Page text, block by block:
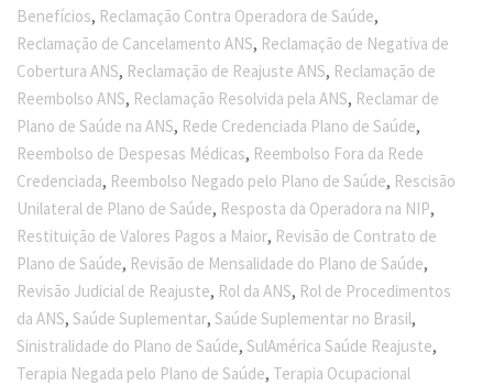
Benefícios, Reclamação Contra Operadora de Saúde,
Reclamação de Cancelamento ANS, Reclamação de Negativa de
Cobertura ANS, Reclamação de Reajuste ANS, Reclamação de
Reembolso ANS, Reclamação Resolvida pela ANS, Reclamar de
Plano de Saúde na ANS, Rede Credenciada Plano de Saúde,
Reembolso de Despesas Médicas, Reembolso Fora da Rede
Credenciada, Reembolso Negado pelo Plano de Saúde, Rescisão
Unilateral de Plano de Saúde, Resposta da Operadora na NIP,
Restituição de Valores Pagos a Maior, Revisão de Contrato de
Plano de Saúde, Revisão de Mensalidade do Plano de Saúde,
Revisão Judicial de Reajuste, Rol da ANS, Rol de Procedimentos
da ANS,Saúde Suplementar,Saúde Suplementar no Brasil,
Sinistralidade do Plano de Saúde,SulAmérica Saúde Reajuste,
Terapia Negada pelo Plano de Saúde, Terapia Ocupacional